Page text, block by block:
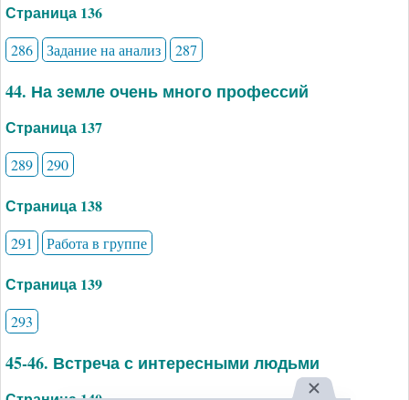
Страница 136
286 Задание на анализ 287
44. На земле очень много профессий
Страница 137
289 290
Страница 138
291 Работа в группе
Страница 139
293
45-46. Встреча с интересными людьми